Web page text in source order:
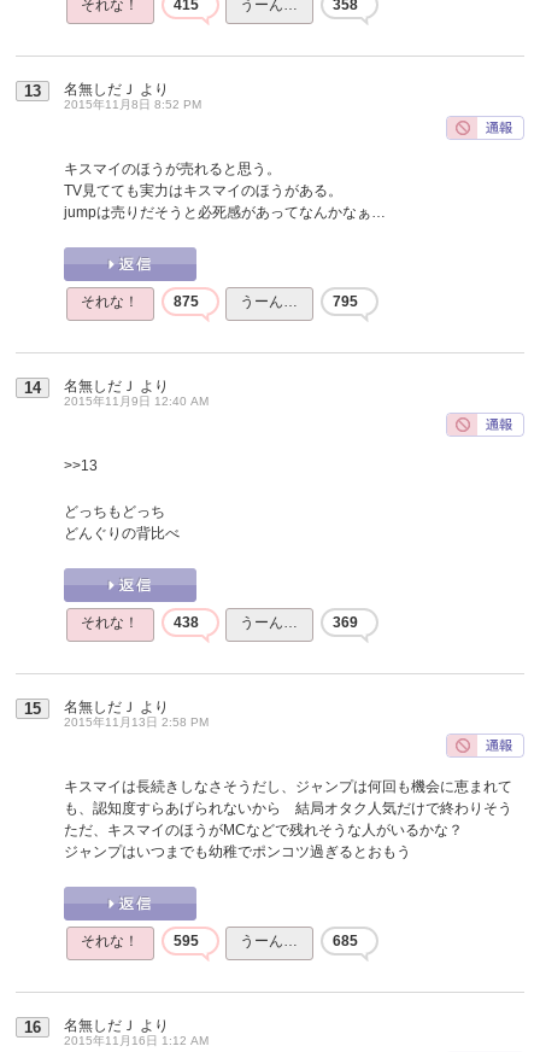
それな！ 415 うーん… 358
13 名無しだＪ より
2015年11月8日 8:52 PM
キスマイのほうが売れると思う。
TV見てても実力はキスマイのほうがある。
jumpは売りだそうと必死感があってなんかなぁ…
それな！ 875 うーん… 795
14 名無しだＪ より
2015年11月9日 12:40 AM
>>13
どっちもどっち
どんぐりの背比べ
それな！ 438 うーん… 369
15 名無しだＪ より
2015年11月13日 2:58 PM
キスマイは長続きしなさそうだし、ジャンプは何回も機会に恵まれて
も、認知度すらあげられないから 結局オタク人気だけで終わりそう
ただ、キスマイのほうがMCなどで残れそうな人がいるかな？
ジャンプはいつまでも幼稚でポンコツ過ぎるとおもう
それな！ 595 うーん… 685
16 名無しだＪ より
2015年11月16日 1:12 AM